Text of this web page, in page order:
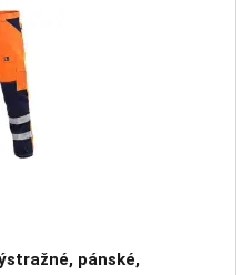
pánské,